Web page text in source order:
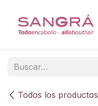
Todos los productos